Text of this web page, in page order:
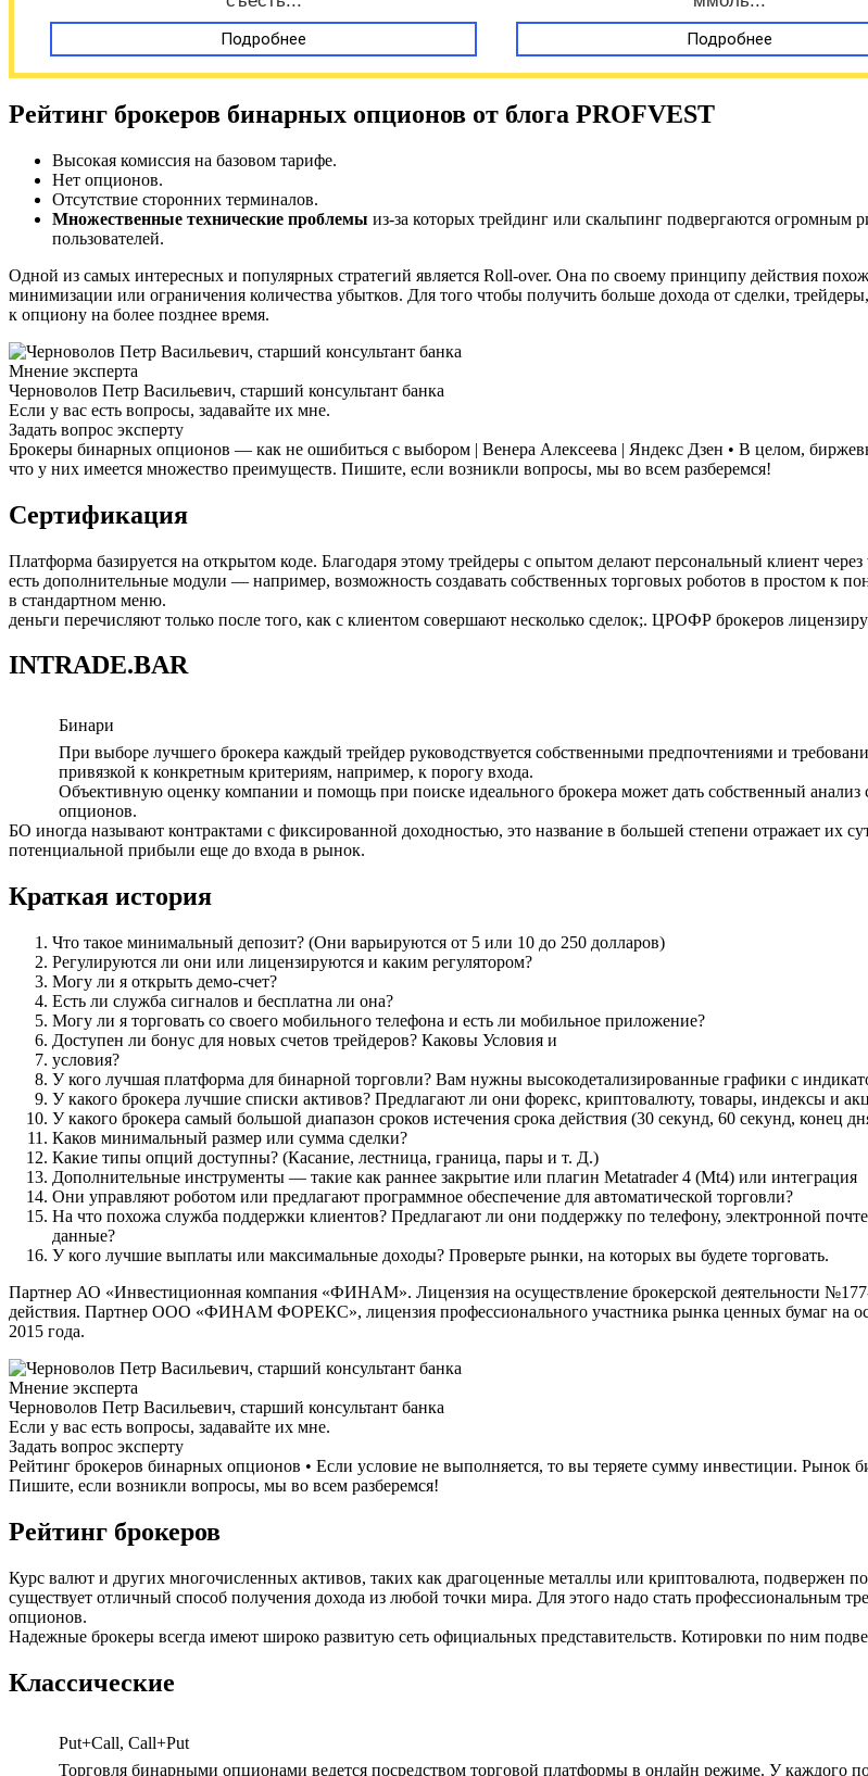
Подробнее Подробнее
Рейтинг брокеров бинарных опционов от блога PROFVEST
Высокая комиссия на базовом тарифе.
Нет опционов.
Отсутствие сторонних терминалов.
Множественные технические проблемы из-за которых трейдинг или скальпинг подвергаются огромным
пользователей.
Одной из самых интересных и популярных стратегий является Roll-over. Она по своему принципу действия
минимизации или ограничения количества убытков. Для того чтобы получить больше дохода от сделки,
к опциону на более позднее время.
Мнение эксперта
Черноволов Петр Васильевич, старший консультант банка
Если у вас есть вопросы, задавайте их мне.
Задать вопрос эксперту
Брокеры бинарных опционов — как не ошибиться с выбором | Венера Алексеева | Яндекс Дзен • В целом,
что у них имеется множество преимуществ. Пишите, если возникли вопросы, мы во всем разберемся!
Сертификация
Платформа базируется на открытом коде. Благодаря этому трейдеры с опытом делают персональный клиент
есть дополнительные модули — например, возможность создавать собственных торговых роботов в простом к
в стандартном меню.
деньги перечисляют только после того, как с клиентом совершают несколько сделок;. ЦРОФР брокеров
INTRADE.BAR
Бинари
При выборе лучшего брокера каждый трейдер руководствуется собственными предпочтениями и
привязкой к конкретным критериям, например, к порогу входа.
Объективную оценку компании и помощь при поиске идеального брокера может дать собственный
опционов.
БО иногда называют контрактами с фиксированной доходностью, это название в большей степени отражает их
потенциальной прибыли еще до входа в рынок.
Краткая история
Что такое минимальный депозит? (Они варьируются от 5 или 10 до 250 долларов)
Регулируются ли они или лицензируются и каким регулятором?
Могу ли я открыть демо-счет?
Есть ли служба сигналов и бесплатна ли она?
Могу ли я торговать со своего мобильного телефона и есть ли мобильное приложение?
Доступен ли бонус для новых счетов трейдеров? Каковы Условия и
условия?
У кого лучшая платформа для бинарной торговли? Вам нужны высокодетализированные графики с
У какого брокера лучшие списки активов? Предлагают ли они форекс, криптовалюту, товары, индексы и
У какого брокера самый большой диапазон сроков истечения срока действия (30 секунд, 60 секунд, конец
Каков минимальный размер или сумма сделки?
Какие типы опций доступны? (Касание, лестница, граница, пары и т. Д.)
Дополнительные инструменты — такие как раннее закрытие или плагин Metatrader 4 (Mt4) или интеграция
Они управляют роботом или предлагают программное обеспечение для автоматической торговли?
На что похожа служба поддержки клиентов? Предлагают ли они поддержку по телефону, электронной
данные?
У кого лучшие выплаты или максимальные доходы? Проверьте рынки, на которых вы будете торговать.
Партнер АО «Инвестиционная компания «ФИНАМ». Лицензия на осуществление брокерской деятельности
действия. Партнер ООО «ФИНАМ ФОРЕКС», лицензия профессионального участника рынка ценных бумаг на
2015 года.
Мнение эксперта
Черноволов Петр Васильевич, старший консультант банка
Если у вас есть вопросы, задавайте их мне.
Задать вопрос эксперту
Рейтинг брокеров бинарных опционов • Если условие не выполняется, то вы теряете сумму инвестиции. Рынок
Пишите, если возникли вопросы, мы во всем разберемся!
Рейтинг брокеров
Курс валют и других многочисленных активов, таких как драгоценные металлы или криптовалюта, подвержен
существует отличный способ получения дохода из любой точки мира. Для этого надо стать профессиональным
опционов.
Надежные брокеры всегда имеют широко развитую сеть официальных представительств. Котировки по ним
Классические
Put+Call, Call+Put
Торговля бинарными опционами ведется посредством торговой платформы в онлайн режиме. У каждого